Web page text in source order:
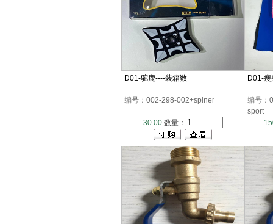
D01-驼鹿----装箱数
编号：002-298-002+spiner
30.00数量：
D01-
编号：
sport